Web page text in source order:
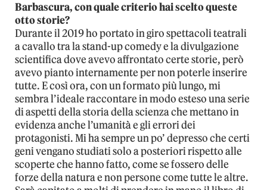
Barbascura, con quale criterio hai scelto queste
otto storie?
Durante il 2019 ho portato in giro spettacoli teatrali
a cavallo tra la stand-up comedy e la divulgazione
scientifica dove avevo affrontato certe storie, però
avevo pianto internamente per non poterle inserire
tutte. E così ora, con un formato più lungo, mi
sembra l’ideale raccontare in modo esteso una serie
di aspetti della storia della scienza che mettano in
evidenza anche l’umanità e gli errori dei
protagonisti. Mi ha sempre un po’ depresso che certi
geni vengano studiati solo a posteriori rispetto alle
scoperte che hanno fatto, come se fossero delle
forze della natura e non persone come tutte le altre.